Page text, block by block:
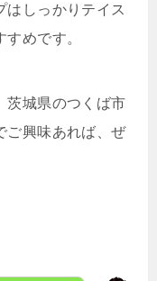
はしっかりテイス
めです。
茨城県のつくば市
ご興味あれば、ぜ